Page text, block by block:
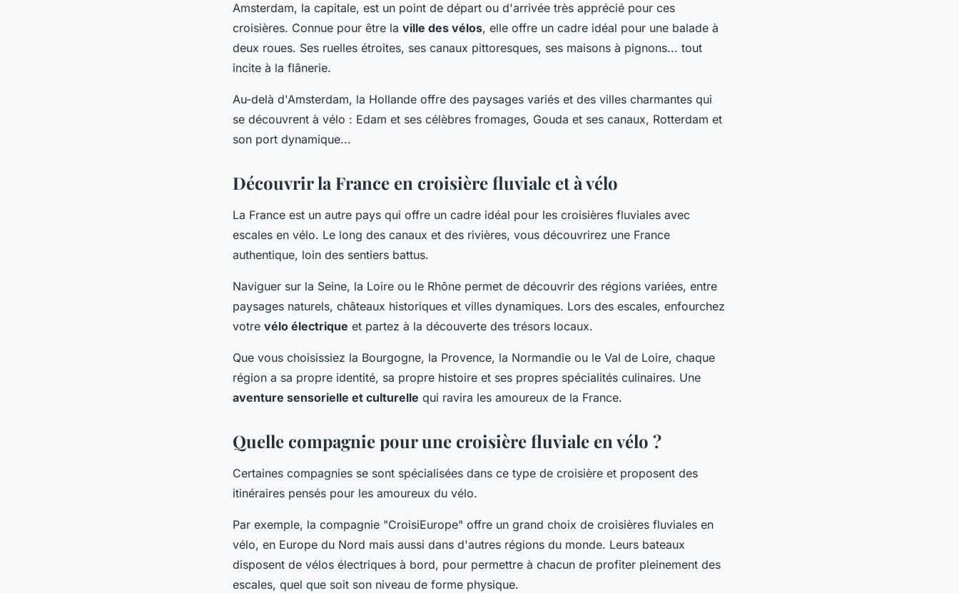
Amsterdam, la capitale, est un point de départ ou d'arrivée très apprécié pour ces
croisières. Connue pour être la ville des vélos, elle offre un cadre idéal pour une balade à
deux roues. Ses ruelles étroites, ses canaux pittoresques, ses maisons à pignons... tout
incite à la flânerie.
Au-delà d'Amsterdam, la Hollande offre des paysages variés et des villes charmantes qui
se découvrent à vélo : Edam et ses célèbres fromages, Gouda et ses canaux, Rotterdam et
son port dynamique...
Découvrir la France en croisière fluviale et à vélo
La France est un autre pays qui offre un cadre idéal pour les croisières fluviales avec
escales en vélo. Le long des canaux et des rivières, vous découvrirez une France
authentique, loin des sentiers battus.
Naviguer sur la Seine, la Loire ou le Rhône permet de découvrir des régions variées, entre
paysages naturels, châteaux historiques et villes dynamiques. Lors des escales, enfourchez
votre vélo électrique et partez à la découverte des trésors locaux.
Que vous choisissiez la Bourgogne, la Provence, la Normandie ou le Val de Loire, chaque
région a sa propre identité, sa propre histoire et ses propres spécialités culinaires. Une
aventure sensorielle et culturelle qui ravira les amoureux de la France.
Quelle compagnie pour une croisière fluviale en vélo ?
Certaines compagnies se sont spécialisées dans ce type de croisière et proposent des
itinéraires pensés pour les amoureux du vélo.
Par exemple, la compagnie "CroisiEurope" offre un grand choix de croisières fluviales en
vélo, en Europe du Nord mais aussi dans d'autres régions du monde. Leurs bateaux
disposent de vélos électriques à bord, pour permettre à chacun de profiter pleinement des
escales, quel que soit son niveau de forme physique.